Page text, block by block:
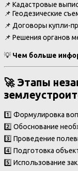
📌 Кадастровые
📌 Геодезические
📌 Договоры купли-
📌 Решения органов
💡 Чем больше
🚀 Этапы
1️⃣ Формулировка
2️⃣ Обоснование
3️⃣ Проведение
4️⃣ Подготовка
5️⃣ Использование